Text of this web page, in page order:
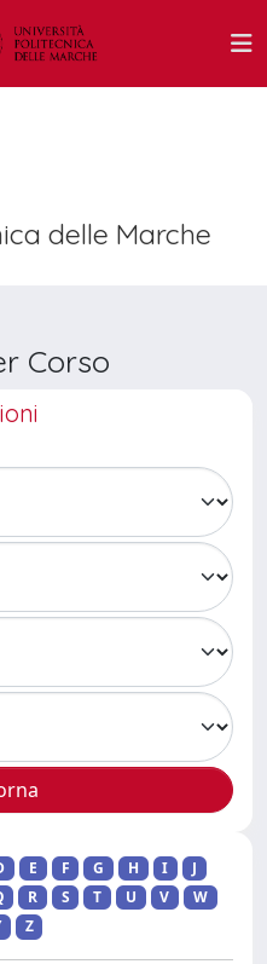
delle Marche
Corso
E F G H I
J
R S T U V
W
Z